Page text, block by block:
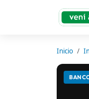
Inicio